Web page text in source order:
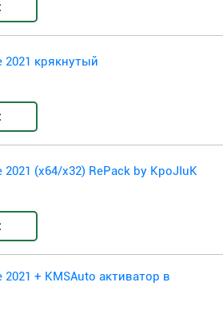
2021 крякнутый
2021 (x64/x32) RePack by KpoJIuK
+ KMSAuto активатор в